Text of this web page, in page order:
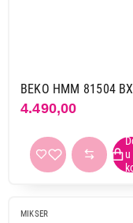
BEKO HMM 81504 BX
4.490,00
MIKSER